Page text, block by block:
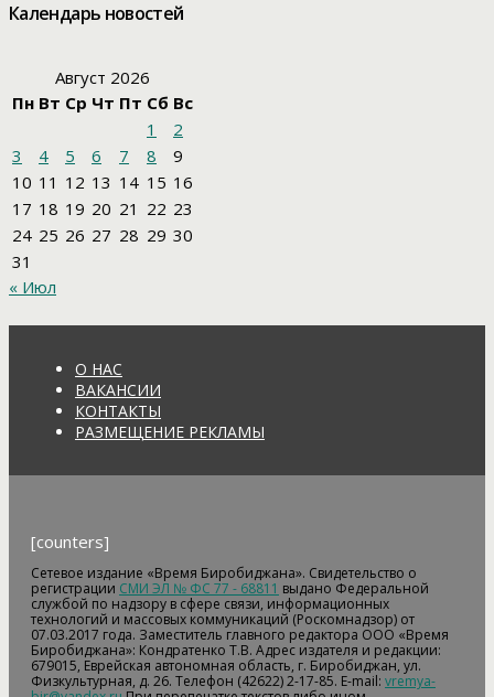
Календарь новостей
Август 2026
Пн Вт Ср Чт Пт Сб Вс
1
2
3
4 5 6 7 8
9
10 11 12 13 14 15 16
17 18 19 20 21 22 23
24 25 26 27 28 29 30
31
« Июл
О НАС
ВАКАНСИИ
КОНТАКТЫ
РАЗМЕЩЕНИЕ РЕКЛАМЫ
[counters]
Сетевое издание «Время Биробиджана». Свидетельство о
регистрации СМИ ЭЛ № ФС 77 - 68811 выдано Федеральной
службой по надзору в сфере связи, информационных
технологий и массовых коммуникаций (Роскомнадзор) от
07.03.2017 года. Заместитель главного редактора ООО «Время
Биробиджана»: Кондратенко Т.В. Адрес издателя и редакции:
679015, Еврейская автономная область, г. Биробиджан, ул.
Физкультурная, д. 26. Телефон (42622) 2-17-85. E-mail: vremya-